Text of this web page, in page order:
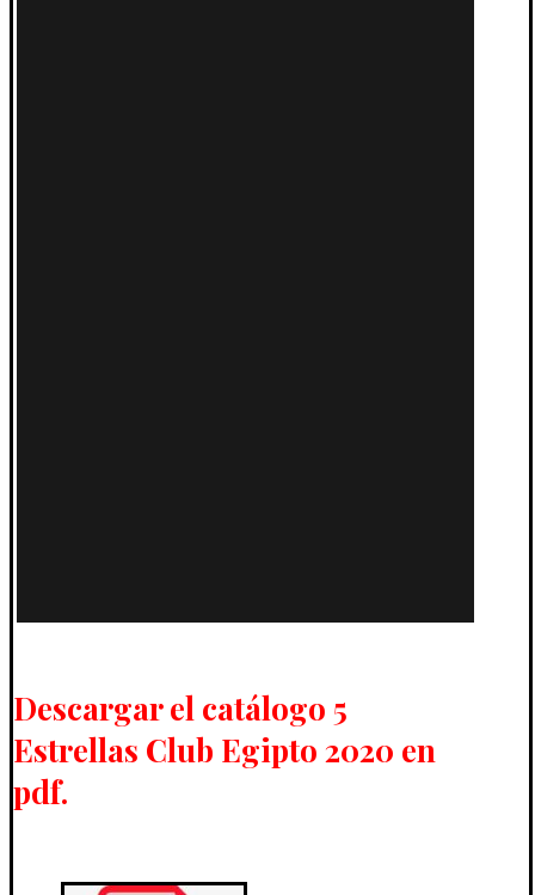
Descargar el catálogo 5
Estrellas Club Egipto 2020 en
pdf.